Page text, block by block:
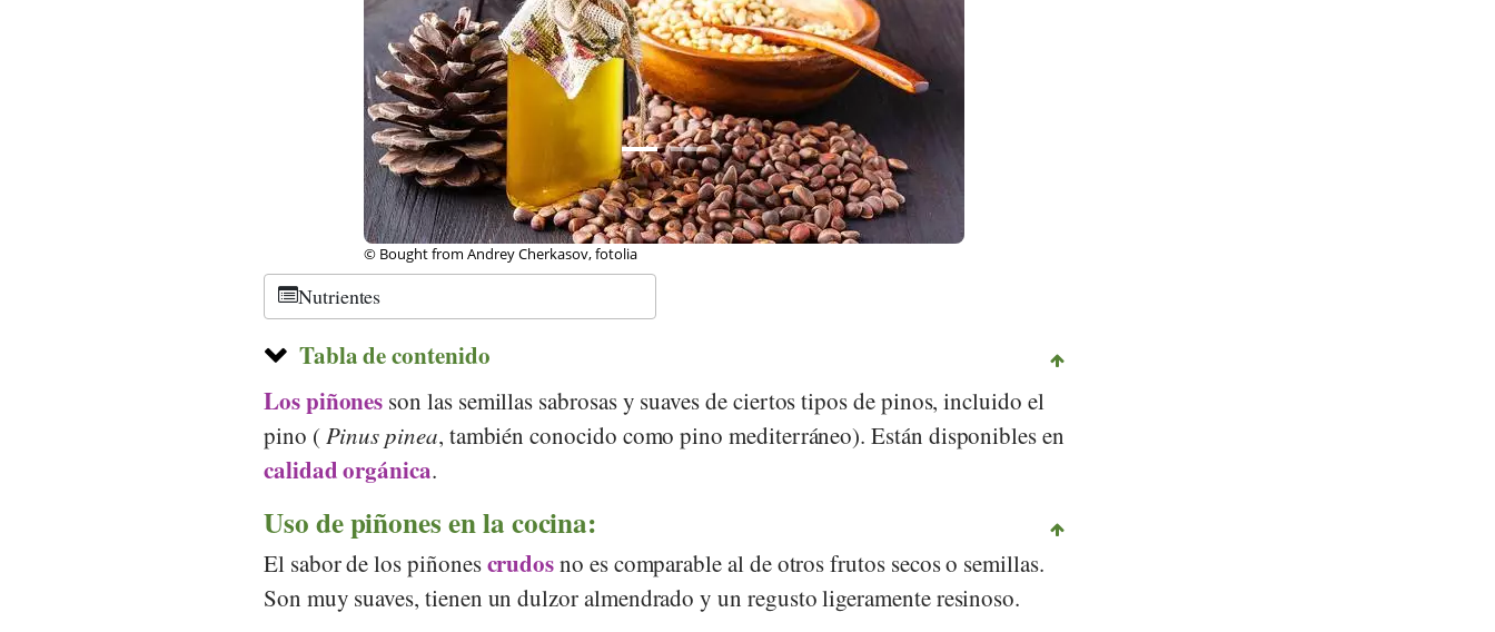
© Public Domain, Katpjotr, Wikipedia
Nutrientes
Tabla de contenido
Los piñones son las semillas sabrosas y suaves de ciertos tipos de pinos, incluido el
pino (Pinus pinea, también conocido como pino mediterráneo). Están disponibles en
calidad orgánica.
Uso de piñones en la cocina:
El sabor de los piñonescrudosno es comparable al de otros frutos secos o semillas.
Son muy suaves, tienen un dulzor almendrado y un regusto ligeramente resinoso.